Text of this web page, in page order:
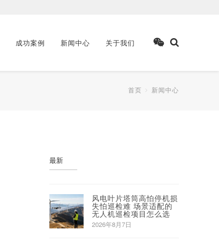
成功案例 新闻中心 关于我们
首页 新闻中心
最新
风电叶片塔筒高怕停机损
失怕巡检难 场景适配的
无人机巡检项目怎么选
2026年8月7日